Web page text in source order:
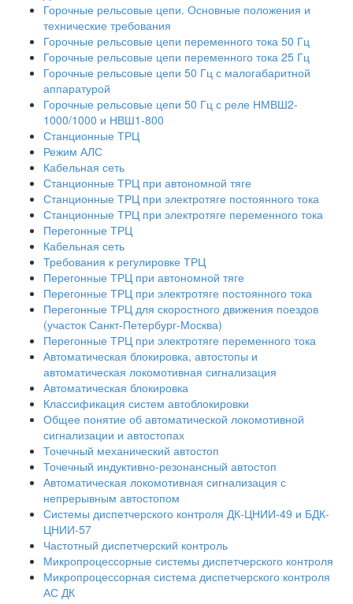
Горочные рельсовые цепи. Основные положения и
технические требования
Горочные рельсовые цепи переменного тока 50 Гц
Горочные рельсовые цепи переменного тока 25 Гц
Горочные рельсовые цепи 50 Гц с малогабаритной
аппаратурой
Горочные рельсовые цепи 50 Гц с реле НМВШ2-
1000/1000 и НВШ1-800
Станционные ТРЦ
Режим АЛС
Кабельная сеть
Станционные ТРЦ при автономной тяге
Станционные ТРЦ при электротяге постоянного тока
Станционные ТРЦ при электротяге переменного тока
Перегонные ТРЦ
Кабельная сеть
Требования к регулировке ТРЦ
Перегонные ТРЦ при автономной тяге
Перегонные ТРЦ при электротяге постоянного тока
Перегонные ТРЦ для скоростного движения поездов
(участок Санкт-Петербург-Москва)
Перегонные ТРЦ при электротяге переменного тока
Автоматическая блокировка, автостопы и
автоматическая локомотивная сигнализация
Автоматическая блокировка
Классификация систем автоблокировки
Общее понятие об автоматической локомотивной
сигнализации и автостопах
Точечный механический автостоп
Точечный индуктивно-резонансный автостоп
Автоматическая локомотивная сигнализация с
непрерывным автостопом
Системы диспетчерского контроля ДК-ЦНИИ-49 и БДК-
ЦНИИ-57
Частотный диспетчерский контроль
Микропроцессорные системы диспетчерского контроля
Микропроцессорная система диспетчерского контроля
АС ДК